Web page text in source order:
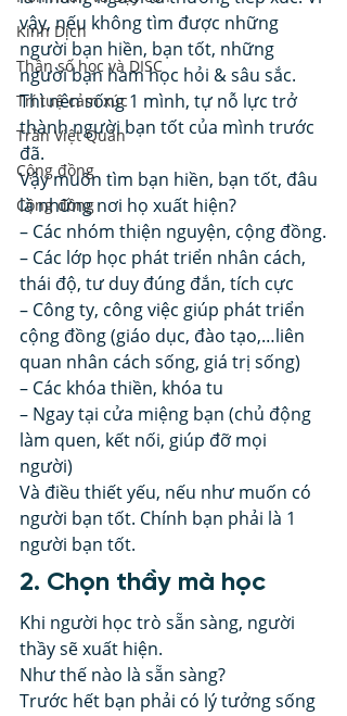
Kinh Dịch
Thần số học và DISC
Trí tuệ cảm xúc
Trần Việt Quân
Cộng đồng
Cộng đồng
vậy, nếu không tìm được những
người bạn hiền, bạn tốt, những
người bạn ham học hỏi & sâu sắc.
Thì nên sống 1 mình, tự nỗ lực trở
thành người bạn tốt của mình trước
đã.
Vậy muốn tìm bạn hiền, bạn tốt, đâu
là những nơi họ xuất hiện?
– Các nhóm thiện nguyện, cộng đồng.
– Các lớp học phát triển nhân cách,
thái độ, tư duy đúng đắn, tích cực
– Công ty, công việc giúp phát triển
cộng đồng (giáo dục, đào tạo,…liên
quan nhân cách sống, giá trị sống)
– Các khóa thiền, khóa tu
– Ngay tại cửa miệng bạn (chủ động
làm quen, kết nối, giúp đỡ mọi
người)
Và điều thiết yếu, nếu như muốn có
người bạn tốt. Chính bạn phải là 1
người bạn tốt.
2. Chọn thầy mà học
Khi người học trò sẵn sàng, người
thầy sẽ xuất hiện.
Như thế nào là sẵn sàng?
Trước hết bạn phải có lý tưởng sống